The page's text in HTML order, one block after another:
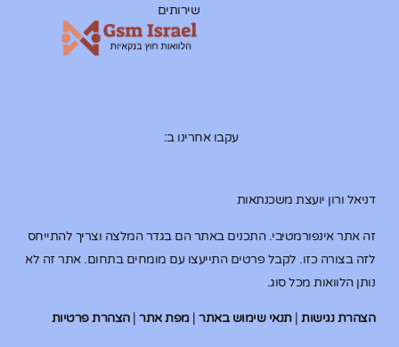
דניאל ורון יועצת משכנתאות
זה אתר אינפורמטיבי. התכנים באתר הם בגדר המלצה וצריך להתייחס
לזה בצורה כזו. לקבל פרטים התייעצו עם מומחים בתחום. אתר זה לא
נותן הלוואות מכל סוג.
הצהרת נגישות|תנאי שימוש באתר|מפת אתר|הצהרת פרטיות
שירותים
עקבו אחרינו ב: